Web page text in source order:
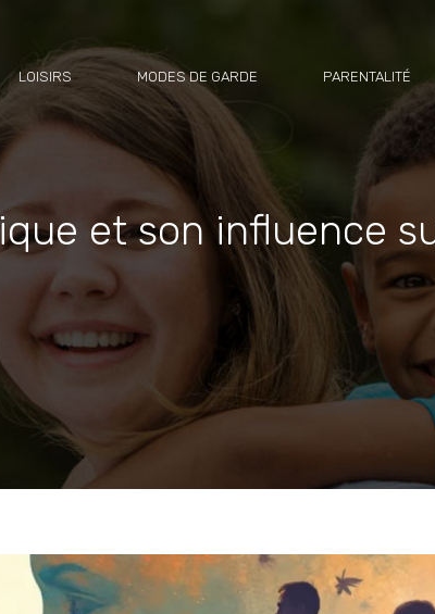
LOISIRS MODES DE GARDE PARENTALITÉ
et son influence